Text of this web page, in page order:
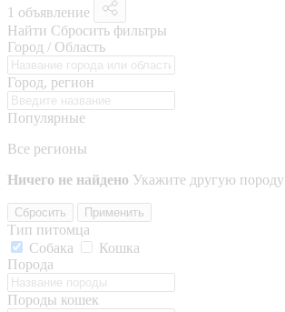
1 объявление
Найти Сбросить фильтры
Город / Область
Город, регион
Популярные
Все регионы
Ничего не найдено Укажите другую породу
Сбросить Применить
Тип питомца
Собака
Кошка
Порода
Породы кошек